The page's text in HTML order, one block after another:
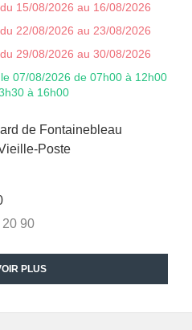
de Fontainebleau
Poste
20 90
15/08/2026 au 16/08/2026
22/08/2026 au 23/08/2026
29/08/2026 au 30/08/2026
07/08/2026 de 07h00 à 12h00
à 16h00
PLUS